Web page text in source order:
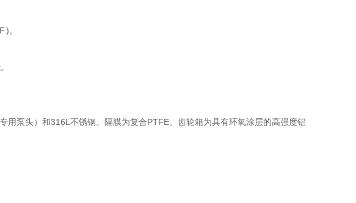
F)。
用泵头）和316L不锈钢。隔膜为复合PTFE。齿轮箱为具有环氧涂层的高强度铝